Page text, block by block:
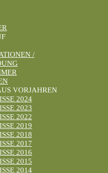
/
VORJAHREN
2024
2023
2022
2019
2018
2017
2016
2015
2014